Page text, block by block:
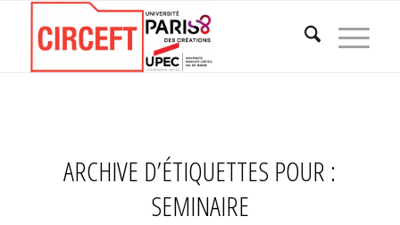
ARCHIVE D’ÉTIQUETTES POUR :
SEMINAIRE